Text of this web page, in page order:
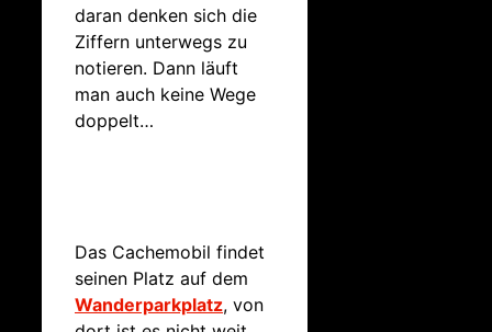
daran denken sich die
Ziffern unterwegs zu
notieren. Dann läuft
man auch keine Wege
doppelt…
Das Cachemobil findet
seinen Platz auf dem
Wanderparkplatz, von